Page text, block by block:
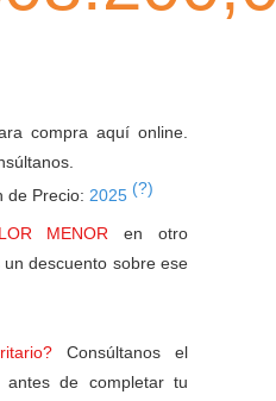
compra aquí online.
de Precio: 2025 (?)
MENORen otro
descuento sobre ese
Consúltanos el
antes de completar tu